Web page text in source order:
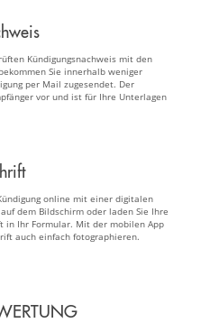
Kündigungsnachweis mit den
Sie innerhalb weniger
per Mail zugesendet. Der
vor und ist für Ihre Unterlagen
online mit einer digitalen
dem Bildschirm oder laden Sie Ihre
in Ihr Formular. Mit der mobilen App
auch einfach fotographieren.